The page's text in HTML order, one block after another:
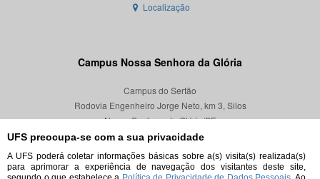
UFS preocupa-se com a sua privacidade
A UFS poderá coletar informações básicas sobre a(s) visita(s) realizada(s)
para aprimorar a experiência de navegação dos visitantes deste site,
Localização
Campus Nossa Senhora da Glória
Campus do Sertão
Rodovia Engenheiro Jorge Neto, km 3, Silos
Nossa Senhora da Glória/SE
CEP 49680-000
Localização